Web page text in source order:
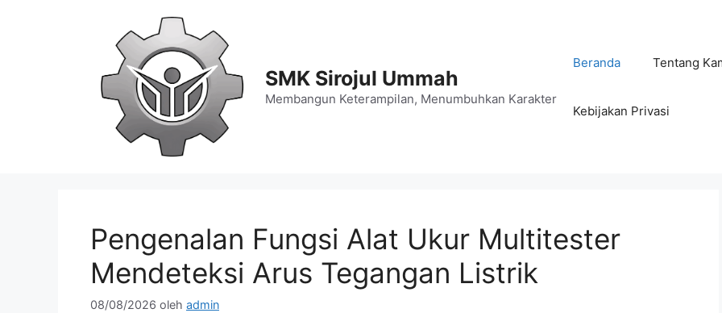
SMK Sirojul Ummah
Membangun Keterampilan, Menumbuhkan Karakter
Beranda Tentang
Kebijakan Privasi
Pengenalan Fungsi Alat Ukur Multitester
Mendeteksi Arus Tegangan Listrik
08/08/2026 oleh admin